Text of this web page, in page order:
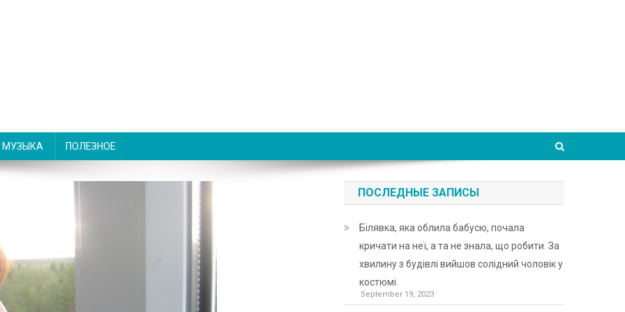
МУЗЫКА ПОЛЕЗНОЕ
ПОСЛЕДНЫЕ ЗАПИСЫ
Білявка, яка облила бабусю, почала
кричати на неї, а та не знала, що робити. За
хвилину з будівлі вийшов солідний чоловік у
костюмі.
September 19, 2023